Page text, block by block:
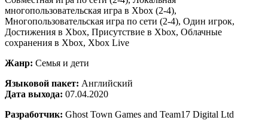
многопользовательская игра в Xbox (2-4),
Многопользовательская игра по сети (2-4), Один игрок,
Достижения в Xbox, Присутствие в Xbox, Облачные
сохранения в Xbox, Xbox Live
Жанр: Семья и дети
Языковой пакет: Английский
Дата выхода: 07.04.2020
Разработчик: Ghost Town Games and Team17 Digital Ltd